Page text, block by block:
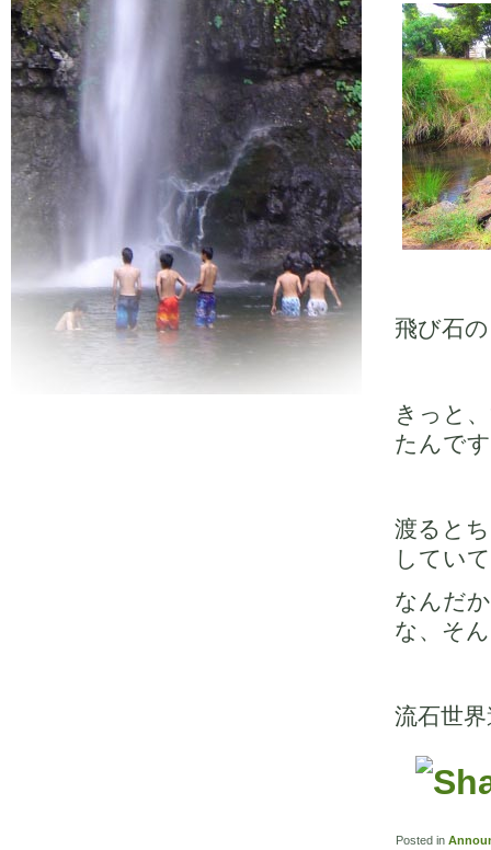
飛び石
きっと
たんで
渡ると
してい
なんだ
な、そ
流石世
Posted in